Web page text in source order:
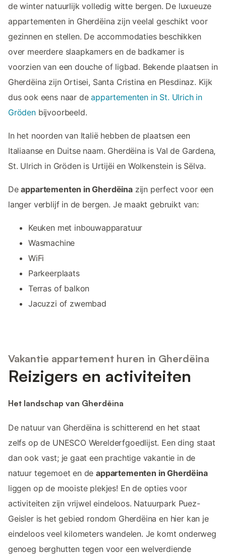
de winter natuurlijk volledig witte bergen. De luxueuze
appartementen in Gherdëina zijn veelal geschikt voor
gezinnen en stellen. De accommodaties beschikken
over meerdere slaapkamers en de badkamer is
voorzien van een douche of ligbad. Bekende plaatsen in
Gherdëina zijn Ortisei, Santa Cristina en Plesdinaz. Kijk
dus ook eens naar deappartementen in St. Ulrich in
Grödenbijvoorbeeld.
In het noorden van Italië hebben de plaatsen een
Italiaanse en Duitse naam. Gherdëina is Val de Gardena,
St. Ulrich in Gröden is Urtijëi en Wolkenstein is Sëlva.
Deappartementen in Gherdëinazijn perfect voor een
langer verblijf in de bergen. Je maakt gebruikt van:
Keuken met inbouwapparatuur
Wasmachine
WiFi
Parkeerplaats
Terras of balkon
Jacuzzi of zwembad
Vakantie appartement huren in Gherdëina
Reizigers en activiteiten
Het landschap van Gherdëina
De natuur van Gherdëina is schitterend en het staat
zelfs op de UNESCO Werelderfgoedlijst. Een ding staat
dan ook vast; je gaat een prachtige vakantie in de
natuur tegemoet en deappartementen in Gherdëina
liggen op de mooiste plekjes! En de opties voor
activiteiten zijn vrijwel eindeloos. Natuurpark Puez-
Geisler is het gebied rondom Gherdëina en hier kan je
eindeloos veel kilometers wandelen. Je komt onderweg
genoeg berghutten tegen voor een welverdiende